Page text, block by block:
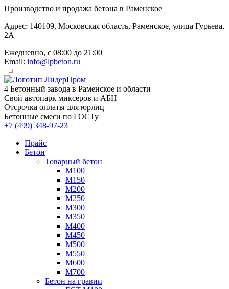
Производство и продажа бетона в Раменское
Адрес: 140109, Московская область, Раменское, улица Гурьева,
2А
Ежедневно, с 08:00 до 21:00
Email: info@lpbeton.ru
4 Бетонный завода в Раменское и области
Свой автопарк миксеров и АБН
Отсрочка оплаты для юрлиц
Бетонные смеси по ГОСТу
+7 (499) 348-97-23
Прайс
Бетон
Товарный бетон
М100
М150
М200
М250
М300
М350
М400
М450
М500
М550
М600
М700
Бетон на гравии